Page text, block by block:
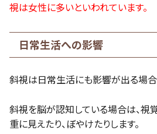
視は女性に多いといわれています。
日常生活への影響
斜視は日常生活にも影響が出る場合
斜視を脳が認知している場合は、視
重に見えたり、ぼやけたりします。